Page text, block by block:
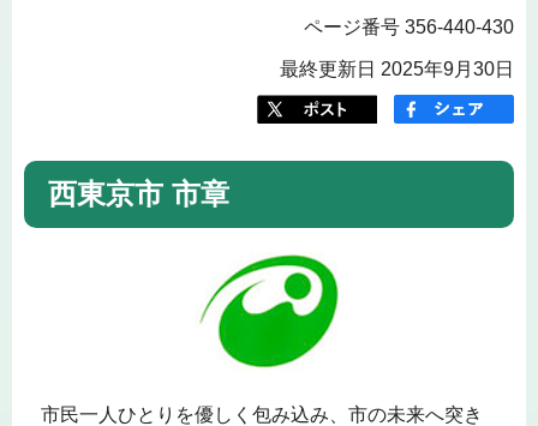
ページ番号 356-440-430
最終更新日 2025年9月30日
西東京市 市章
市民一人ひとりを優しく包み込み、市の未来へ突き